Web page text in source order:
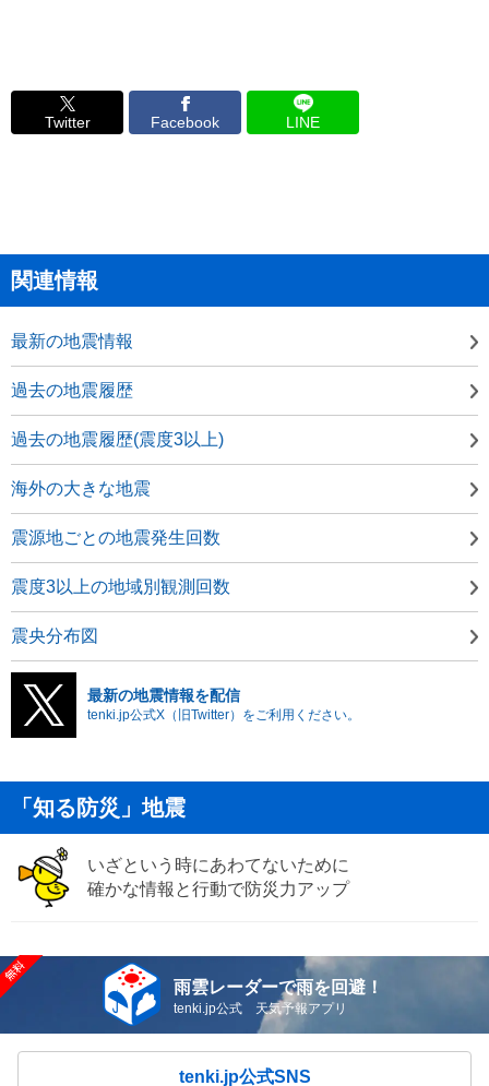
Twitter Facebook LINE
関連情報
最新の地震情報
過去の地震履歴
過去の地震履歴(震度3以上)
海外の大きな地震
震源地ごとの地震発生回数
震度3以上の地域別観測回数
震央分布図
最新の地震情報を配信
tenki.jp公式X（旧Twitter）をご利用ください。
「知る防災」地震
いざという時にあわてないために
確かな情報と行動で防災力アップ
雨雲レーダーで雨を回避！
tenki.jp公式 天気予報アプリ
tenki.jp公式SNS